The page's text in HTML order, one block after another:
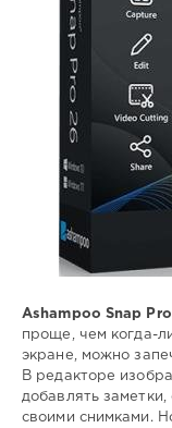
экрана
Ashampoo Snap
проще, чем когда-
экране, можно
В редакторе
добавлять
своими снимками.